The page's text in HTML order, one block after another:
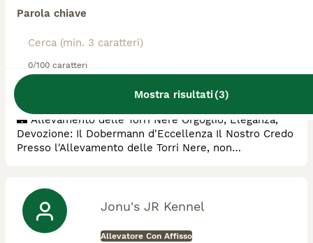
Parola chiave
0/100 caratteri
Mostra risultati(3)
Allevatore Con Affisso
0 animali disponibili
San Salvatore Telesino
​🏰 Allevamento delle Torri Nere ​Orgoglio, Eleganza,
Devozione: Il Dobermann d'Eccellenza ​Il Nostro Credo
​Presso l'Allevamento delle Torri Nere, non
l'apice dell'ingegneria canina: un perfetto equilibrio tra
potenza esplosiva e sensibilità estrema. ​Le nostre
"Torri" rappresentano la gu
Jonu's JR Kennel
Allevatore Con Affisso